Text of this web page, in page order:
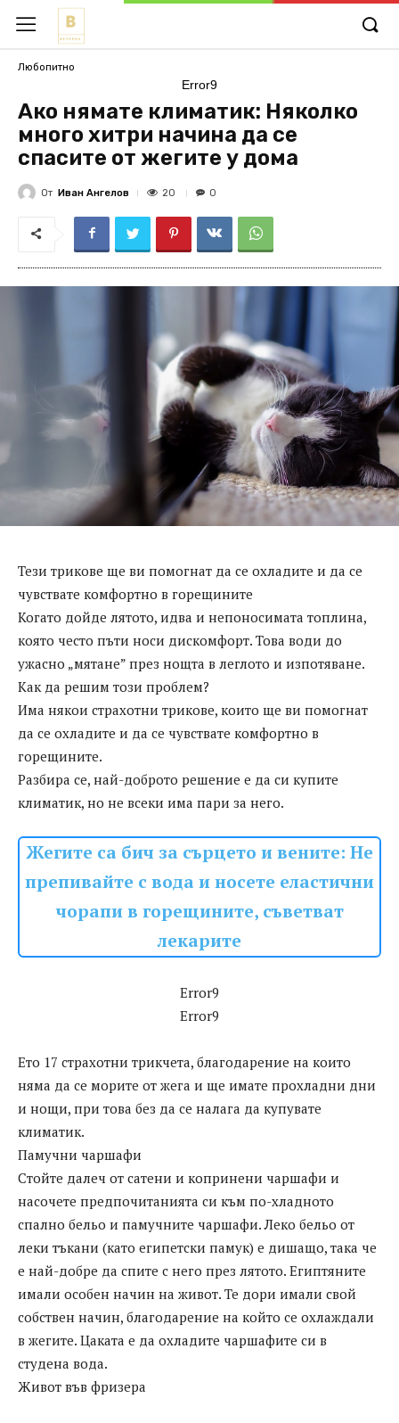
Любопитно
Error9
Ако нямате климатик: Няколко
много хитри начина да се
спасите от жегите у дома
От Иван Ангелов 20 0
Тези трикове ще ви помогнат да се охладите и да се
чувствате комфортно в горещините
Когато дойде лятото, идва и непоносимата топлина,
която често пъти носи дискомфорт. Това води до
ужасно „мятане” през нощта в леглото и изпотяване.
Как да решим този проблем?
Има някои страхотни трикове, които ще ви помогнат
да се охладите и да се чувствате комфортно в
горещините.
Разбира се, най-доброто решение е да си купите
климатик, но не всеки има пари за него.
Жегите са бич за сърцето и вените: Не
препивайте с вода и носете еластични
чорапи в горещините, съветват
лекарите
Error9
Error9
Ето 17 страхотни трикчета, благодарение на които
няма да се морите от жега и ще имате прохладни дни
и нощи, при това без да се налага да купувате
климатик.
Памучни чаршафи
Стойте далеч от сатени и копринени чаршафи и
насочете предпочитанията си към по-хладното
спално бельо и памучните чаршафи. Леко бельо от
леки тъкани (като египетски памук) е дишащо, така че
е най-добре да спите с него през лятото. Египтяните
имали особен начин на живот. Те дори имали свой
собствен начин, благодарение на който се охлаждали
в жегите. Цаката е да охладите чаршафите си в
студена вода.
Живот във фризера